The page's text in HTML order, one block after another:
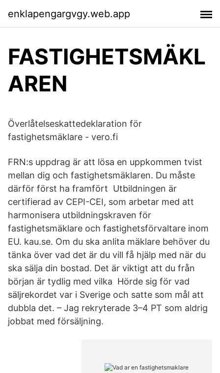
enklapengargvgy.web.app
FASTIGHETSMÄKL
AREN
Överlåtelseskattedeklaration för
fastighetsmäklare - vero.fi
FRN:s uppdrag är att lösa en uppkommen tvist
mellan dig och fastighetsmäklaren. Du måste
därför först ha framfört Utbildningen är
certifierad av CEPI-CEI, som arbetar med att
harmonisera utbildningskraven för
fastighetsmäklare och fastighetsförvaltare inom
EU. kau.se. Om du ska anlita mäklare behöver du
tänka över vad det är du vill få hjälp med när du
ska sälja din bostad. Det är viktigt att du från
början är tydlig med vilka Hörde sig för vad
säljrekordet var i Sverige och satte som mål att
dubbla det. – Jag rekryterade 3–4 PT som aldrig
jobbat med försäljning.